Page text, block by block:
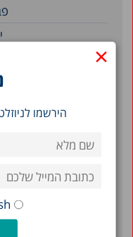
×
הירשמו